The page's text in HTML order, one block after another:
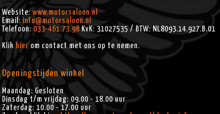
Website:www.motorsaloon.nl
Email: info@motorsaloon.nl
Telefoon: 033-461.73.98KvK: 31027535 / BTW: NL8093.14.927.B.01
Klik hierom contact met ons op te nemen.
Openingstijden winkel
Maandag: Gesloten
Dinsdag t/m vrijdag: 09.00 - 18.00 uur
Zaterdag: 10.00 - 17.00 uur